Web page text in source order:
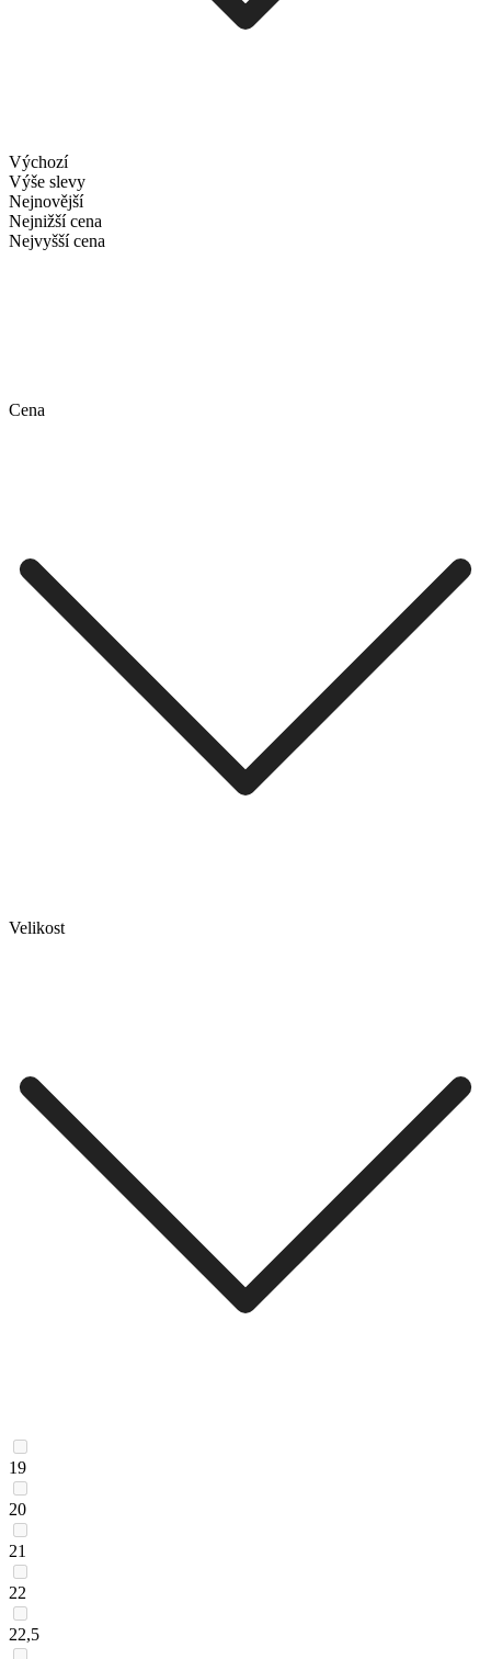
Výchozí
Výše slevy
Nejnovější
Nejnižší cena
Nejvyšší cena
Cena
Velikost
19
20
21
22
22,5